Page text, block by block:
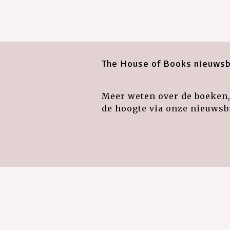
The House of Books
Meer weten over de
de hoogte via onze